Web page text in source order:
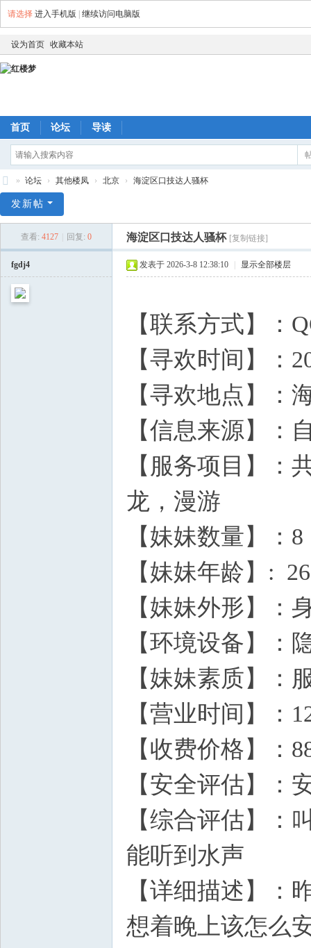
请选择 进入手机版 继续访问电脑版
设为首页 收藏本站
首页 论坛 导读
楼
» 论坛 › 其他楼凤 › 北京 › 海淀区口技达人骚杯
发新帖
查看: 4127 回复: 0 海淀区口技达人骚杯 [复制链接]
fgdj4 发表于 2026-3-8 12:38:10 显示全部楼层
【联系方式】：
【寻欢时间】：
【寻欢地点】：
【信息来源】：
【服务项目】：
龙，漫游
【妹妹数量】：8
【妹妹年龄】: 26
【妹妹外形】：
【环境设备】：
【妹妹素质】：
【营业时间】：
【收费价格】：
【安全评估】：
【综合评估】：
能听到水声
【详细描述】：
想着晚上该怎么